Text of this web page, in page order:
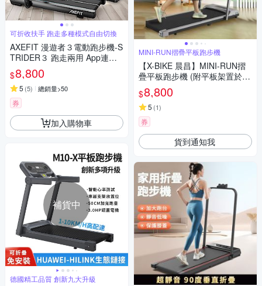
可折收扶手 跑走多種模式自由切換
AXEFIT 漫遊者３電動跑步機-S
TRIDER３ 跑走兩用 App連結
扁平收納 平板跑步機
$8,800
5 (5) 總銷量>50
券
加入購物車
補貨中
德國精工品質 創新九大升級
MINI-RUN摺疊平板跑步機
【X-BIKE 晨昌】MINI-RUN摺
疊平板跑步機 (附平板架置於扶
手上/橫向減震/跑帶EVA緩衝)
$8,800
5 (1)
券
貨到通知我